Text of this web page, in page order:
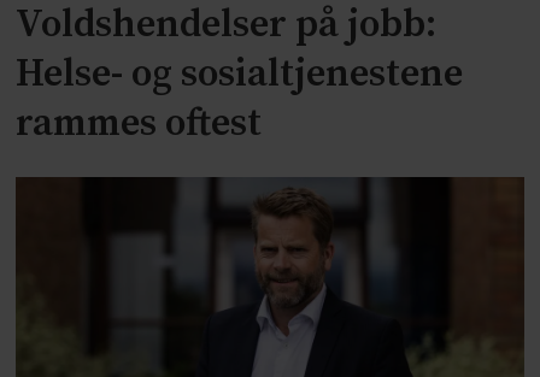
Voldshendelser på jobb:
Helse- og sosialtjenestene
rammes oftest